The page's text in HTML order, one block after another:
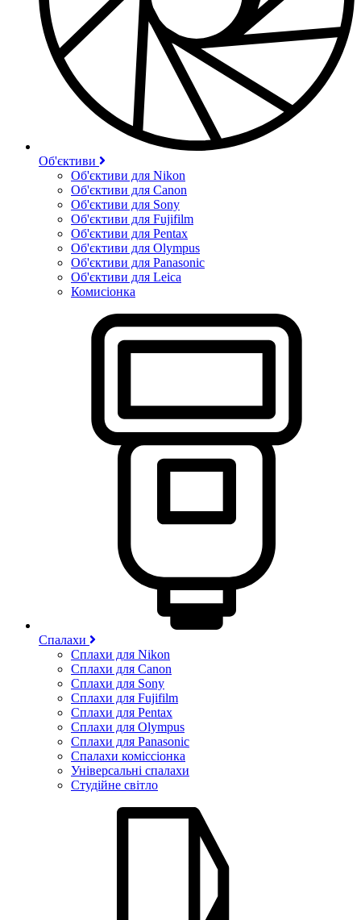
Об'єктиви
Об'єктиви для Nikon
Об'єктиви для Canon
Об'єктиви для Sony
Об'єктиви для Fujifilm
Об'єктиви для Pentax
Об'єктиви для Olympus
Об'єктиви для Panasonic
Об'єктиви для Leica
Комисіонка
Спалахи
Сплахи для Nikon
Сплахи для Canon
Сплахи для Sony
Сплахи для Fujifilm
Сплахи для Pentax
Сплахи для Olympus
Сплахи для Panasonic
Спалахи коміссіонка
Універсальні спалахи
Студійне світло